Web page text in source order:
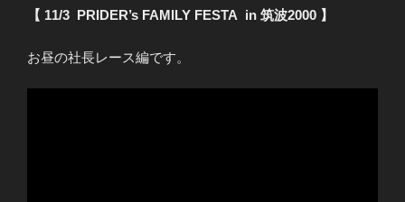
【 11/3 PRIDER’s FAMILY FESTA in 筑波2000 】
お昼の社長レース編です。